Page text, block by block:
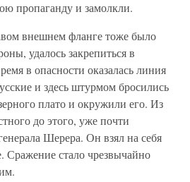
пропаганду и замолкли.
внешнем фланге тоже было
удалось закрепиться в
в опасности оказалась линия
и здесь штурмом бросились
плато и окружили его. Из
до этого, уже почти
Шерера. Он взял на себя
Сражение стало чрезвычайно